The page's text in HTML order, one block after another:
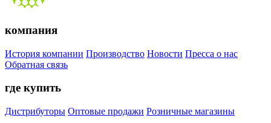
компания
История компании Производство Новости Пресса о нас
Обратная связь
где купить
Дистрибуторы Оптовые продажи Розничные магазины